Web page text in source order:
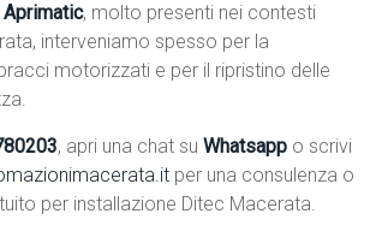
Aprimatic, molto presenti nei contesti
interveniamo spesso per la
motorizzati e per il ripristino delle
, apri una chat suWhatsapp o scrivi
per una consulenza o
per installazione Ditec Macerata.